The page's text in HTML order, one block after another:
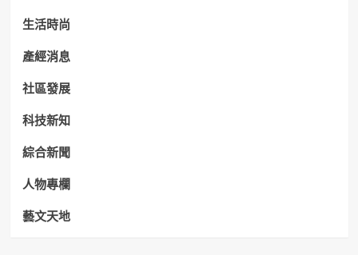
生活時尚
產經消息
社區發展
科技新知
綜合新聞
人物專欄
藝文天地